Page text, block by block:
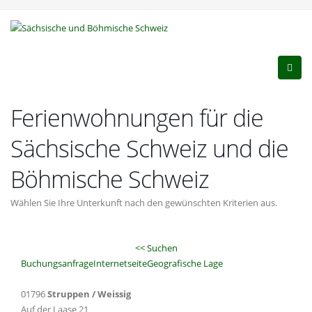
Ferienwohnungen für die
Sächsische Schweiz und die
Böhmische Schweiz
Wählen Sie Ihre Unterkunft nach den gewünschten Kriterien aus.
<< Suchen
BuchungsanfrageInternetseiteGeografische Lage
01796Struppen / Weissig
Auf der Laase 21